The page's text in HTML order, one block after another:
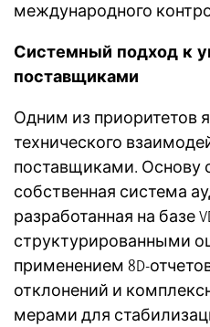
международного
Системный подход к
поставщиками
Одним из приоритетов
технического
поставщиками. Основу
собственная система
разработанная на базе
структурированными
применением 8D-
отклонений и
мерами для